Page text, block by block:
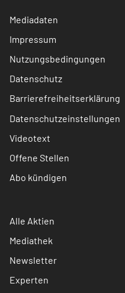
Mediadaten
Impressum
Nutzungsbedingungen
Datenschutz
Barrierefreiheitserklärung
Datenschutzeinstellungen
Videotext
Offene Stellen
Abo kündigen
Alle Aktien
Mediathek
Newsletter
Experten